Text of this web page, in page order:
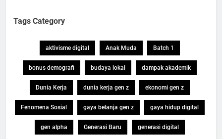
Tags Category
aktivisme digital Anak Muda Batch 1
bonus demografi budaya lokal dampak akademik
Dunia Kerja dunia kerja gen z ekonomi gen z
Fenomena Sosial gaya belanja gen z gaya hidup digital
gen alpha Generasi Baru generasi digital